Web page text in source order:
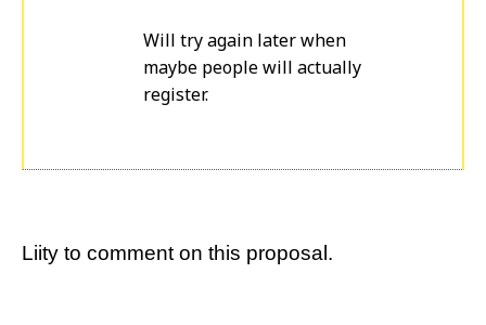
Will try again later when
maybe people will actually
register.
Liityto comment on this proposal.